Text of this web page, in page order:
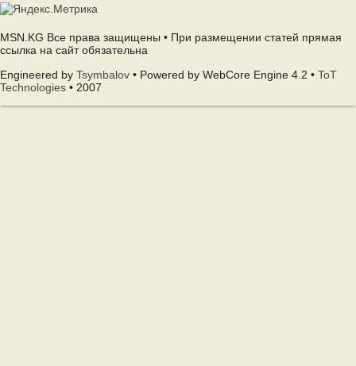
MSN.KG Все права защищены • При размещении статей прямая
ссылка на сайт обязательна
Engineered by Tsymbalov • Powered by WebCore Engine 4.2 • ToT
Technologies • 2007